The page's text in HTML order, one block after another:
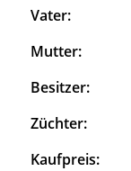
Vater:
Mutter:
Besitzer:
Züchter:
Kaufpreis: